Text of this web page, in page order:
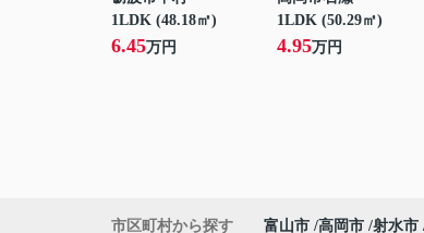
1LDK (48.18㎡)
6.45万円
1LDK (50.29㎡)
4.95万円
市区町村から探す 富山市 高岡市 射水市